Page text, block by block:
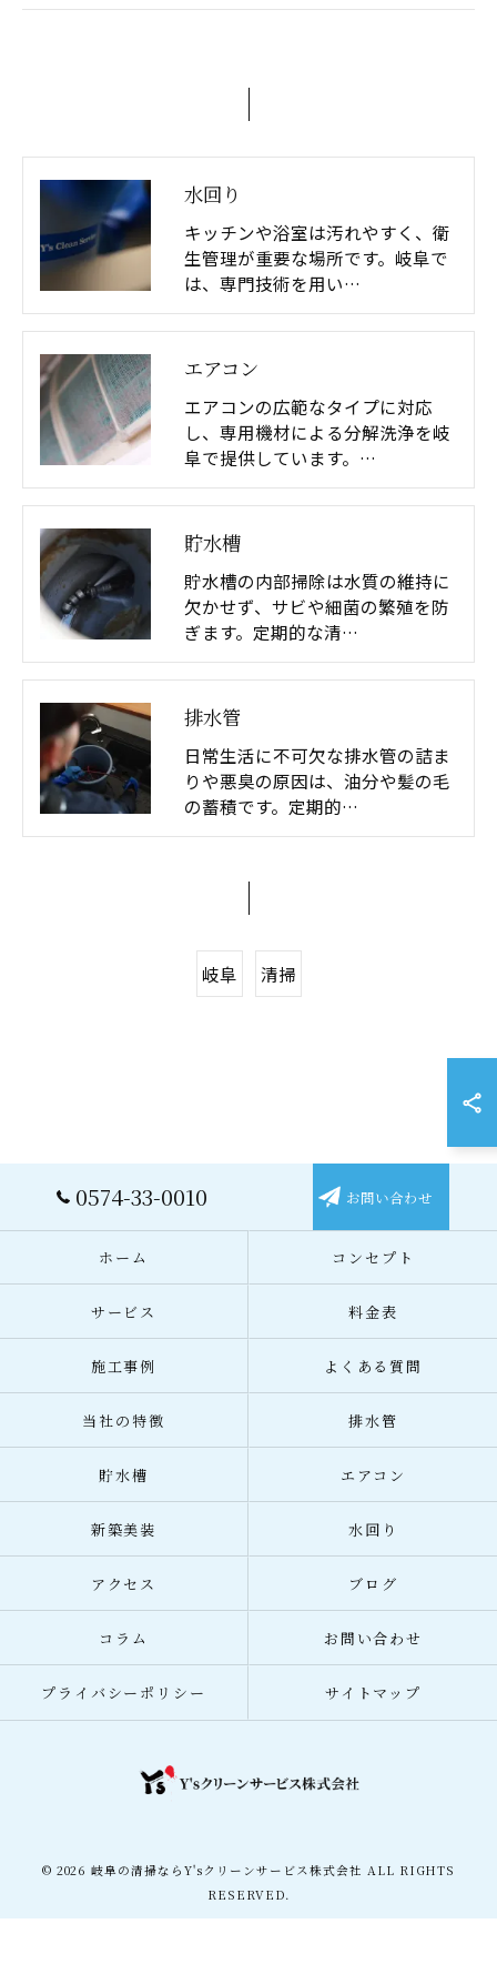
水回り
キッチンや浴室は汚れやすく、衛
生管理が重要な場所です。岐阜で
は、専門技術を用い…
エアコン
エアコンの広範なタイプに対応
し、専用機材による分解洗浄を岐
阜で提供しています。…
貯水槽
貯水槽の内部掃除は水質の維持に
欠かせず、サビや細菌の繁殖を防
ぎます。定期的な清…
排水管
日常生活に不可欠な排水管の詰ま
りや悪臭の原因は、油分や髪の毛
の蓄積です。定期的…
岐阜 清掃
0574-33-0010 お問い合わせ
ホーム コンセプト
サービス 料金表
施工事例 よくある質問
当社の特徴 排水管
貯水槽 エアコン
新築美装 水回り
アクセス ブログ
コラム お問い合わせ
プライバシーポリシー サイトマップ
© 2026 岐阜の清掃ならY'sクリーンサービス株式会社 ALL RIGHTS
RESERVED.